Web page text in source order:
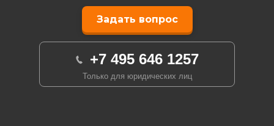
Задать вопрос
+7 495 646 1257
Только для юридических лиц